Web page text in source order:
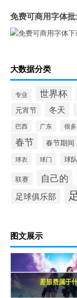
食品股票过年会涨
免费可商用字体
大数据分类
专业 世界杯
元宵节 冬天
巴西 广东 很多
春节 春节期间
球衣 球门 球队
联赛 自己的
足球俱乐部
图文展示